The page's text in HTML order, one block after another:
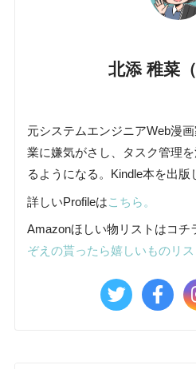
北添 稚菜
元システムエンジニアWeb漫
業に嫌気がさし、タスク管理
るようになる。Kindle本を出版
詳しいProfileはこちら。
Amazonほしい物リストはコチ
ぞえの貰ったら嬉しいものリス